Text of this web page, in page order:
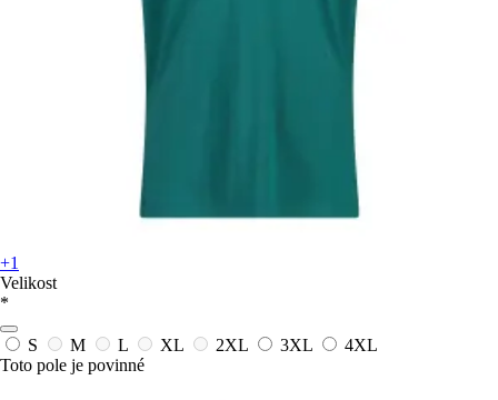
+1
Velikost
*
S M L XL 2XL 3XL
4XL
Toto pole je povinné